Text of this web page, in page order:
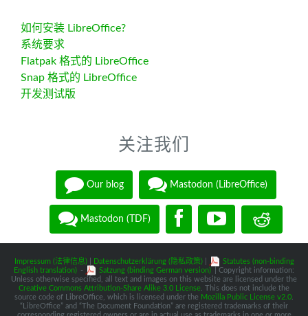
如何安装 LibreOffice?
系统要求
Flatpak 格式的 LibreOffice
Snap 格式的 LibreOffice
开发测试版
关注我们
Our blog Mastodon (LibreOffice)
Mastodon (TDF)
Impressum (法律信息)| Datenschutzerklärung (隐私政策)|
Statutes (non-binding
English translation) - Satzung (binding German version)
| Copyright information:
Unless otherwise specified, all text and images on this website are licensed under the
Creative Commons Attribution-Share Alike 3.0 License . This does not include the
source code of LibreOffice, which is licensed under the Mozilla Public License v2.0
“LibreOffice” and “The Document Foundation” are registered trademarks of their